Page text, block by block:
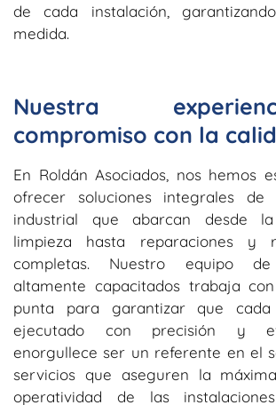
de cada instalación,
medida.
Nuestra
compromiso con la
En Roldán Asociados, nos hemos
ofrecer soluciones integrales de
industrial que abarcan desde
limpieza hasta reparaciones y
completas. Nuestro equipo de
altamente capacitados trabaja
punta para garantizar que
ejecutado con precisión y
enorgullece ser un referente en el
servicios que aseguren la
operatividad de las